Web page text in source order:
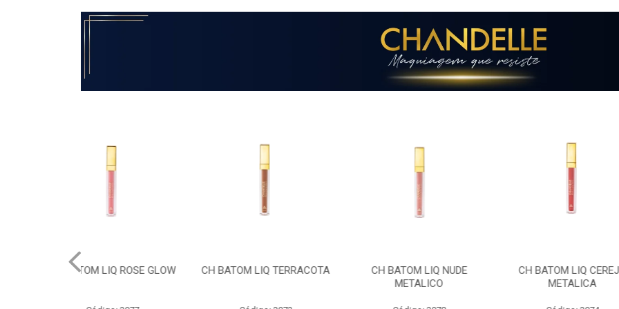
CH BATOM LIQ TERRACOTA
CH BATOM LIQ NUDE
CH BATOM LIQ CEREJA
METALICA
CH BATOM